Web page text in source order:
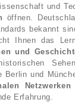
und
öffnen.
bekannt
Ihnen das
und
und
Netzwerken
Erfahrung.